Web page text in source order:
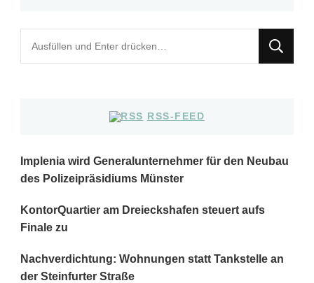
du
RSS-FEED
Implenia wird Generalunternehmer für den Neubau
des Polizeipräsidiums Münster
KontorQuartier am Dreieckshafen steuert aufs
Finale zu
Nachverdichtung: Wohnungen statt Tankstelle an
der Steinfurter Straße